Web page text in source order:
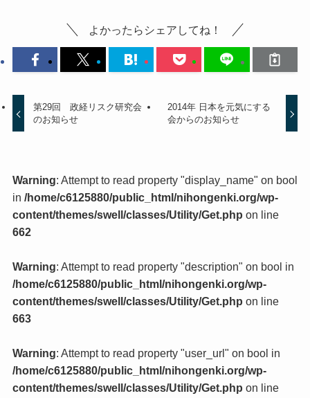
よかったらシェアしてね！
第29回 政経リスク研究会
のお知らせ
2014年 日本を元気にする
会からのお知らせ
Warning: Attempt to read property "display_name" on bool
in /home/c6125880/public_html/nihongenki.org/wp-
content/themes/swell/classes/Utility/Get.php on line
662
Warning: Attempt to read property "description" on bool in
/home/c6125880/public_html/nihongenki.org/wp-
content/themes/swell/classes/Utility/Get.php on line
663
Warning: Attempt to read property "user_url" on bool in
/home/c6125880/public_html/nihongenki.org/wp-
content/themes/swell/classes/Utility/Get.php on line